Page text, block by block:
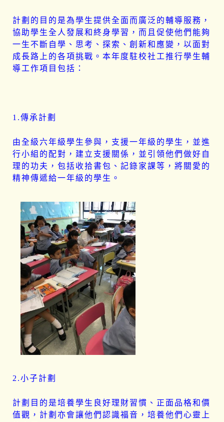
計劃的目的是為學生提供全面而廣泛的輔導服務，
協助學生全人發展和終身學習，而且促使他們能夠
一生不斷自學、思考、探索、創新和應變，以面對
成長路上的各項挑戰。本年度駐校社工推行學生輔
導工作項目包括：
1.傳承計劃
由全級六年級學生參與，支援一年級的學生，並進
行小組的配對，建立支援關係，並引領他們做好自
理的功夫，包括收拾書包、記錄家課等，將關愛的
精神傳遞給一年級的學生。
2.小子計劃
計劃目的是培養學生良好理財習慣、正面品格和價
值觀，計劃亦會讓他們認識福音，培養他們心靈上